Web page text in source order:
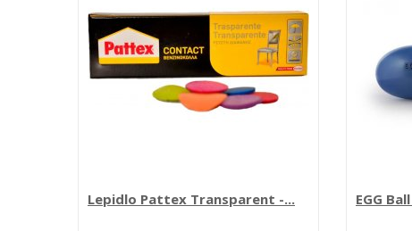
Lepidlo Pattex Transparent -... EGG